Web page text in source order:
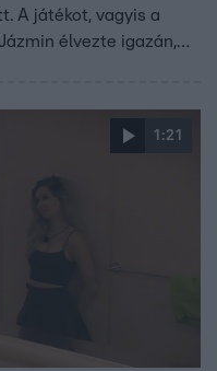
A játékot, vagyis a
élvezte igazán,
1:21